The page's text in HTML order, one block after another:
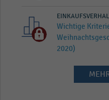
Wichtige
2020)